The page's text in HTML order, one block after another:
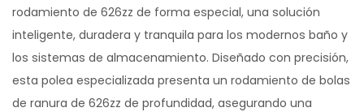
rodamiento de 626zz de forma especial, una solución
inteligente, duradera y tranquila para los modernos baño y
los sistemas de almacenamiento. Diseñado con precisión,
esta polea especializada presenta un rodamiento de bolas
de ranura de 626zz de profundidad, asegurando una